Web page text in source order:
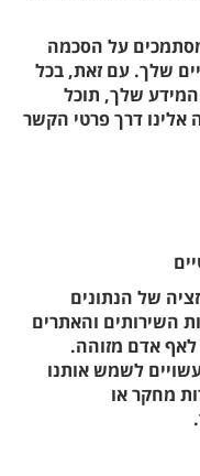
מסתמכים על הסכמה
שלך. עם זאת, בכל
שלך, תוכל
אלינו דרך פרטי הקשר
של הנתונים
השירותים והאתרים
לאף אדם מזוהה.
לשמש אותנו
מחקר או